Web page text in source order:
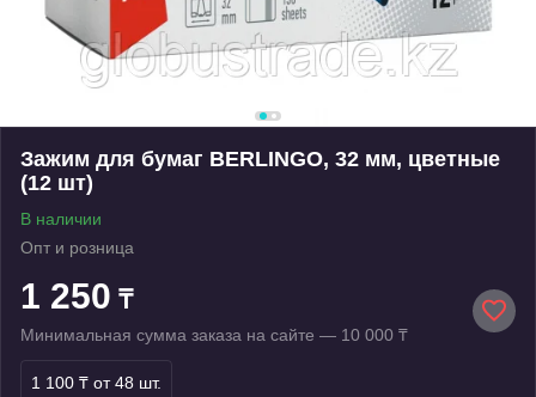
Зажим для бумаг BERLINGO, 32 мм, цветные
(12 шт)
В наличии
Опт и розница
1 250 ₸
Минимальная сумма заказа на сайте — 10 000 ₸
1 100 ₸ от 48 шт.